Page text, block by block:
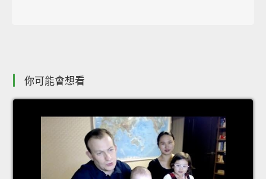
你可能會想看